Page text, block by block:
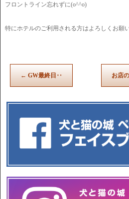
フロントライン忘れずに(o^^o)
特にホテルのご利用される方はよろしくお願
← GW最終日‥ お店